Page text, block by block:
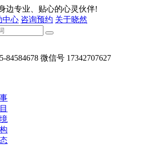
边专业、贴心的心灵伙伴!
中心 咨询预约 关于晓然
84584678 微信号 17342707627